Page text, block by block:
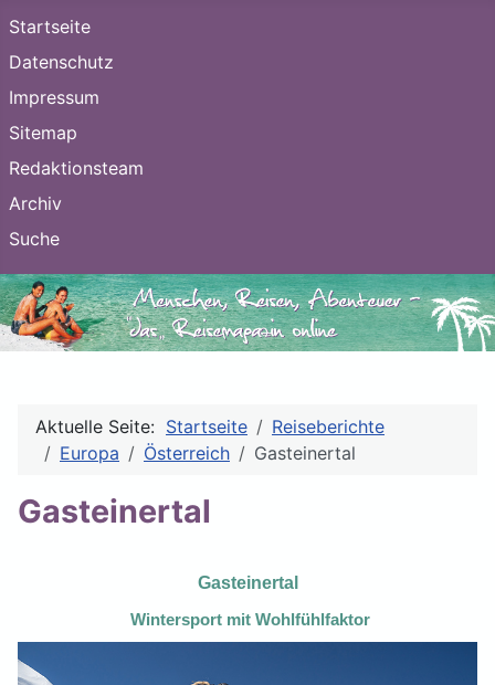
Startseite
Datenschutz
Impressum
Sitemap
Redaktionsteam
Archiv
Suche
Aktuelle Seite: Startseite
Reiseberichte
Europa
Österreich Gasteinertal
Gasteinertal
Gasteinertal
Wintersport mit Wohlfühlfaktor